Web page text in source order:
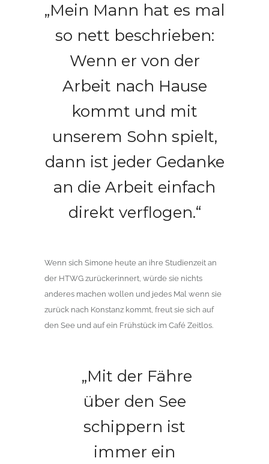
„Mein Mann hat es mal
so nett beschrieben:
Wenn er von der
Arbeit nach Hause
kommt und mit
unserem Sohn spielt,
dann ist jeder Gedanke
an die Arbeit einfach
direkt verflogen.“
Wenn sich Simone heute an ihre Studienzeit an
der HTWG zurückerinnert, würde sie nichts
anderes machen wollen und jedes Mal wenn sie
zurück nach Konstanz kommt, freut sie sich auf
den See und auf ein Frühstück im Café Zeitlos.
„Mit der Fähre
über den See
schippern ist
immer ein